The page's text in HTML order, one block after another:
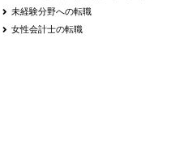
未経験分野への転職
女性会計士の転職